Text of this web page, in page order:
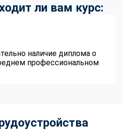
ли вам курс:
наличие диплома о
профессиональном